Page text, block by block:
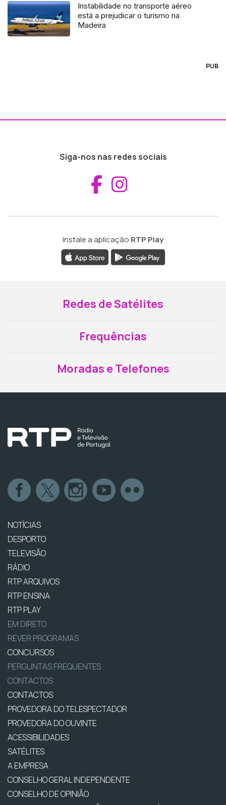
Instabilidade no transporte aéreo
está a prejudicar o turismo na
Madeira
PUB
Siga-nos nas redes sociais
Aceder ao
Instale a aplicação RTP Play
Redes de Satélites
Frequências
Moradas e Telefones
NOTÍCIAS
DESPORTO
TELEVISÃO
RÁDIO
RTP ARQUIVOS
RTP ENSINA
RTP PLAY
EM DIRETO
REVER PROGRAMAS
CONCURSOS
PERGUNTAS FREQUENTES
CONTACTOS
CONTACTOS
PROVEDORA DO TELESPECTADOR
PROVEDORA DO OUVINTE
ACESSIBILIDADES
SATÉLITES
A EMPRESA
CONSELHO GERAL INDEPENDENTE
CONSELHO DE OPINIÃO